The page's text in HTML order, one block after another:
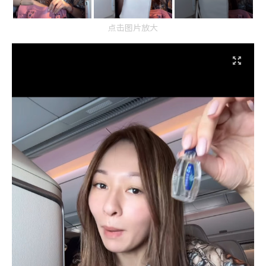
点击图片放大